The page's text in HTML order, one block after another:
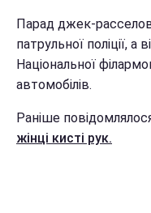
Парад джек-
патрульної поліції,
Національної
автомобілів.
Раніше
жінці кисті рук.